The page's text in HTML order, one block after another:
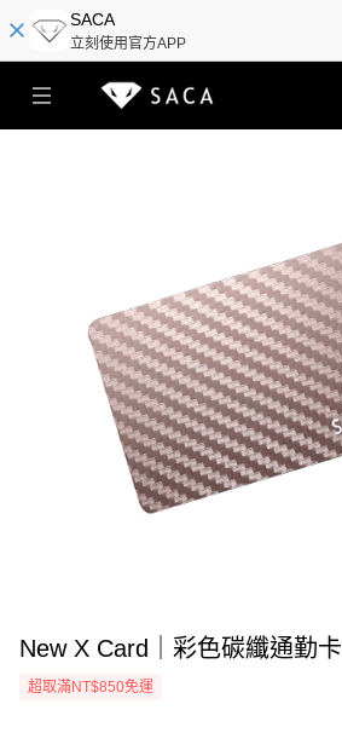
SACA
立刻使用官方APP
New X Card｜彩色碳纖通勤卡
超取滿NT$850免運